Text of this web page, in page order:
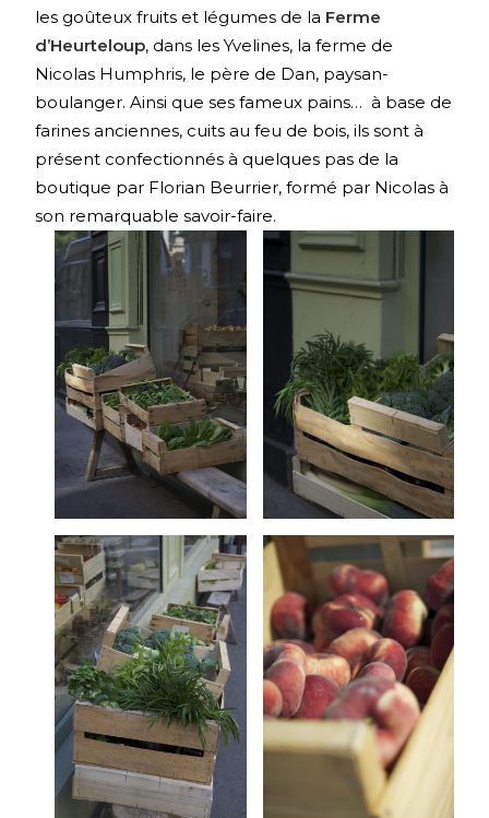
les goûteux fruits et légumes de la Ferme
d’Heurteloup, dans les Yvelines, la ferme de
Nicolas Humphris, le père de Dan, paysan-
boulanger. Ainsi que ses fameux pains… à base de
farines anciennes, cuits au feu de bois, ils sont à
présent confectionnés à quelques pas de la
boutique par Florian Beurrier, formé par Nicolas à
son remarquable savoir-faire.